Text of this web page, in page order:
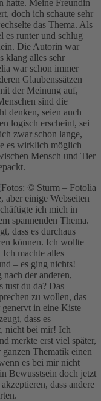
hatte. Meine Freundin
doch ich schaute sehr
das Thema. Als
es runter und schlug
Die Autorin war
klang alles sehr
war schon immer
Glaubenssätzen
der Meinung auf,
sind die
denken, seien auch
logisch erscheint, sei
zwar schon lange,
es wirklich möglich
Mensch und Tier
aber einige Webseiten
ich mich in
spannenden Thema.
dass es durchaus
können. Ich wollte
machte alles
– es ging nichts!
der anderen,
tust du da? Das
zu wollen, das
in eine Kiste
dass es
nicht bei mir! Ich
merkte erst viel später,
Thematik einen
es bei mir nicht
Bewusstsein doch jetzt
dass andere